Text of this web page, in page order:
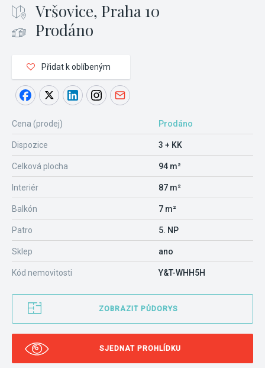
Vršovice, Praha 10
Prodáno
Přidat k oblíbeným
Cena (prodej) Prodáno
Dispozice 3 + KK
Celková plocha 94 m²
Interiér 87 m²
Balkón 7 m²
Patro 5. NP
Sklep ano
Kód nemovitosti Y&T-WHH5H
ZOBRAZIT PŮDORYS
SJEDNAT PROHLÍDKU